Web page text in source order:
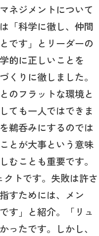
ネジメントについて
「科学に徹し、仲間
です」とリーダーの
的に正しいことを
くりに徹しました。
のフラットな環境と
ても一人ではできま
鵜呑みにするのでは
とが大事という意味
むことも重要です。
クトです。失敗は許さ
すためには、メン
す」と紹介。「リュ
ったです。しかし、